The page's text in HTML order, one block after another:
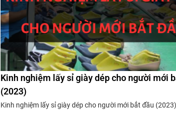
Kinh nghiệm lấy sỉ giày dép cho người mới
(2023)
Kinh nghiệm lấy sỉ giày dép cho người mới bắt đầu (2023)